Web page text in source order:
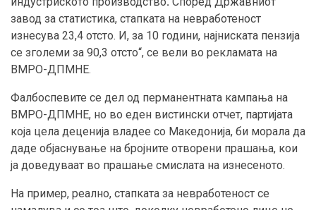
завод за статистика, стапката на невработеност
изнесува 23,4 отсто. И, за 10 години, најниската пензија
се зголеми за 90,3 отсто“, се вели во рекламата на
ВМРО-ДПМНЕ.
Фалбоспевите се дел од перманентната кампања на
ВМРО-ДПМНЕ, но во еден вистински отчет, партијата
која цела деценија владее со Македонија, би морала да
даде објаснување на бројните отворени прашања, кои
ја доведуваат во прашање смислата на изнесеното.
На пример, реално, стапката за невработеност се